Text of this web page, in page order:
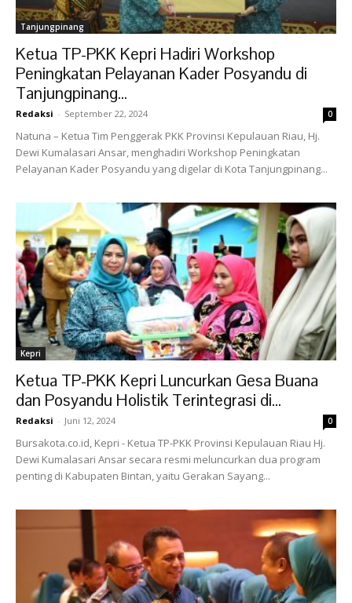
Tanjungpinang
Ketua TP-PKK Kepri Hadiri Workshop
Peningkatan Pelayanan Kader Posyandu di
Tanjungpinang...
Redaksi - September 22, 2024 0
Natuna – Ketua Tim Penggerak PKK Provinsi Kepulauan Riau, Hj.
Dewi Kumalasari Ansar, menghadiri Workshop Peningkatan
Pelayanan Kader Posyandu yang digelar di Kota Tanjungpinang...
Kepri
Ketua TP-PKK Kepri Luncurkan Gesa Buana
dan Posyandu Holistik Terintegrasi di...
Redaksi - Juni 12, 2024 0
Bursakota.co.id, Kepri - Ketua TP-PKK Provinsi Kepulauan Riau Hj.
Dewi Kumalasari Ansar secara resmi meluncurkan dua program
penting di Kabupaten Bintan, yaitu Gerakan Sayang...